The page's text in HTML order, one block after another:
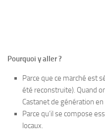
Pourquoi y aller ?
Parce que ce marché est
été reconstruite). Quand
Castanet de génération
Parce qu’il se compose
locaux.